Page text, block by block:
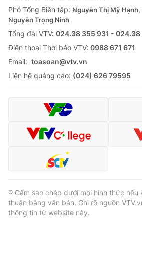
Phó Tổng Biên tập: Nguyễn Thị Mỹ
Nguyễn Trọng Ninh
Tổng đài VTV: 024.38 355 931 - 024.38
Ðiện thoại Thời báo VTV: 0988 671 671
Email: toasoan@vtv.vn
Liên hệ quảng cáo: (024) 626 79595
® Cấm sao chép dưới mọi hình thức nếu
thuận bằng văn bản. Ghi rõ nguồn
thông tin từ website này.